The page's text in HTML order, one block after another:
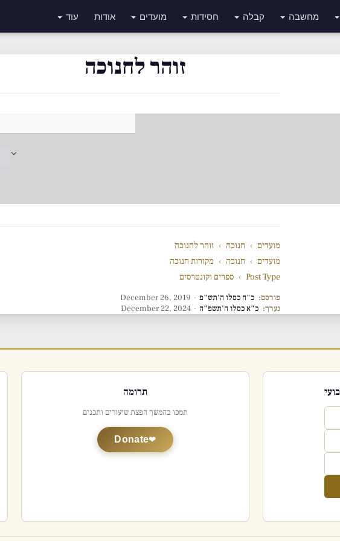
מחשבה קבלה חסידות מועדים אודות עוד
זוהר לחנוכה
מועדים › חנוכה › זוהר לחנוכה
מועדים › חנוכה › מקורות חנוכה
Post Type
› ספרים וקונטרסים
פורסם: כ"ח כסלו ה'תש"פ ·
December 26, 2019
נערך: כ"א כסלו ה'תשפ"ה ·
December 22, 2024
תרומה
תמכו בהמשך הפצת שיעורים ותכנים
Donate